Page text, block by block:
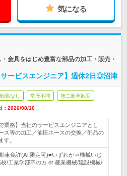
気になる
金具をはじめ豊富な部品の加工・販売・
ービスエンジニア】週休2日◎沼津
転勤なし 学歴不問 第二新卒歓迎
： 2026/08/10
業務】当社のサービスエンジニアとし
ス等の加工／油圧ホースの交換／部品の
す。
車免許(AT限定可)■いずれか⇒機械いじ
/工業学部卒の方 or 産業機械/建設機械/